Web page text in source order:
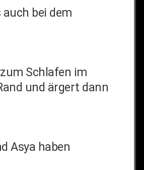
bei dem
Schlafen im
und ärgert dann
Asya haben